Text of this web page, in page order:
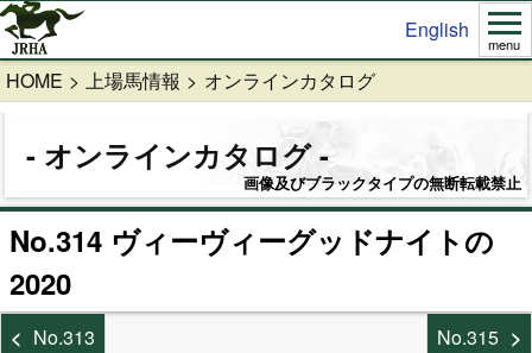
English
menu
HOME 上場馬情報 オンラインカタログ
オンラインカタログ
画像及びブラックタイプの無断転載禁止
No.314 ヴィーヴィーグッドナイトの
2020
No.313
No.315